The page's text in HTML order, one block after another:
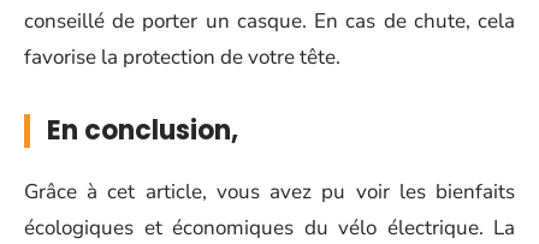
conseillé de porter un casque. En cas de chute, cela
favorise la protection de votre tête.
En conclusion,
Grâce à cet article, vous avez pu voir les bienfaits
écologiques et économiques du vélo électrique. La